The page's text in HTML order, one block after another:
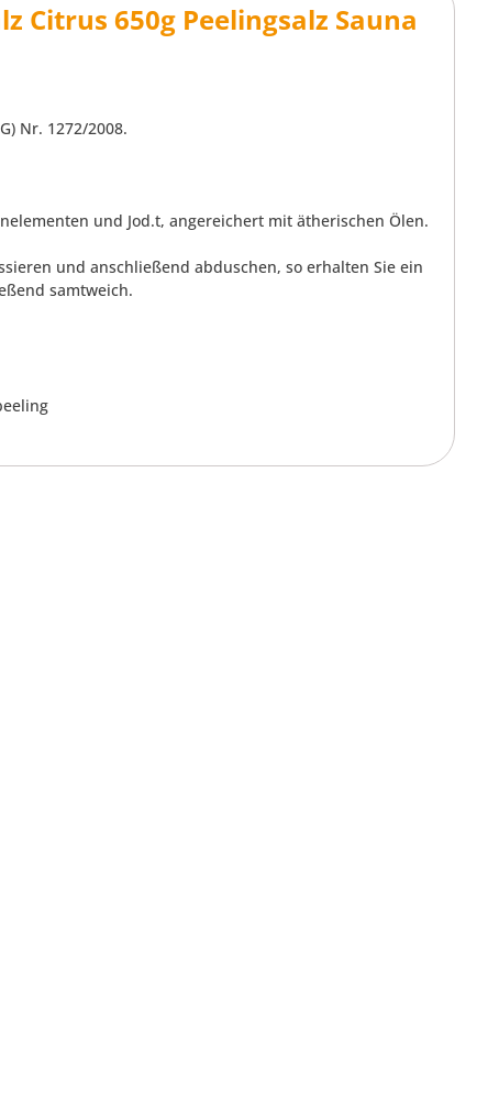
Citrus 650g Peelingsalz Sauna
Nr. 1272/2008.
und Jod.t, angereichert mit ätherischen Ölen.
und anschließend abduschen, so erhalten Sie ein
samtweich.